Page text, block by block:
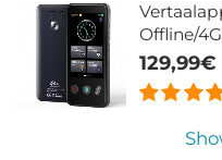
Offline/
en
129,99€